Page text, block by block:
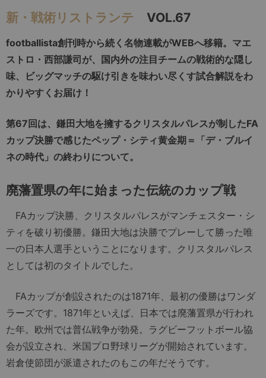
新・戦術リストランテ VOL.67
footballista創刊時から続く名物連載がWEBへ移籍。マエ
ストロ・西部謙司が、国内外の注目チームの戦術的な隠し
味、ビッグマッチの駆け引きを味わい尽くす試合解説をわ
かりやすくお届け！
第67回は、鎌田大地を擁するクリスタルパレスが制したFA
カップ決勝で感じたペップ・シティ黄金期＝「デ・ブルイ
ネの時代」の終わりについて。
廃藩置県の年に始まった伝統のカップ戦
FAカップ決勝、クリスタルパレスがマンチェスター・シ
ティを破り初優勝。鎌田大地は決勝でプレーして勝った唯
一の日本人選手ということになります。クリスタルパレス
としては初のタイトルでした。
FAカップが創設されたのは1871年、最初の優勝はワンダ
ラーズです。1871年といえば、日本では廃藩置県が行われ
た年。欧州では普仏戦争が勃発。ラグビーフットボール協
会が設立され、米国プロ野球リーグが開始されています。
岩倉使節団が派遣されたのもこの年だそうです。